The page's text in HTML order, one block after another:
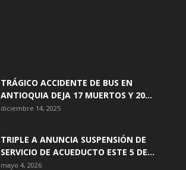
TRÁGICO ACCIDENTE DE BUS EN
ANTIOQUIA DEJA 17 MUERTOS Y 20...
diciembre 14, 2025
TRIPLE A ANUNCIA SUSPENSIÓN DE
SERVICIO DE ACUEDUCTO ESTE 5 DE...
mayo 4, 2026